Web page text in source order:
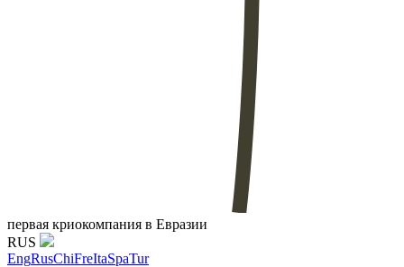
первая криокомпания в Евразии
RUS
EngRusChiFreItaSpaTur